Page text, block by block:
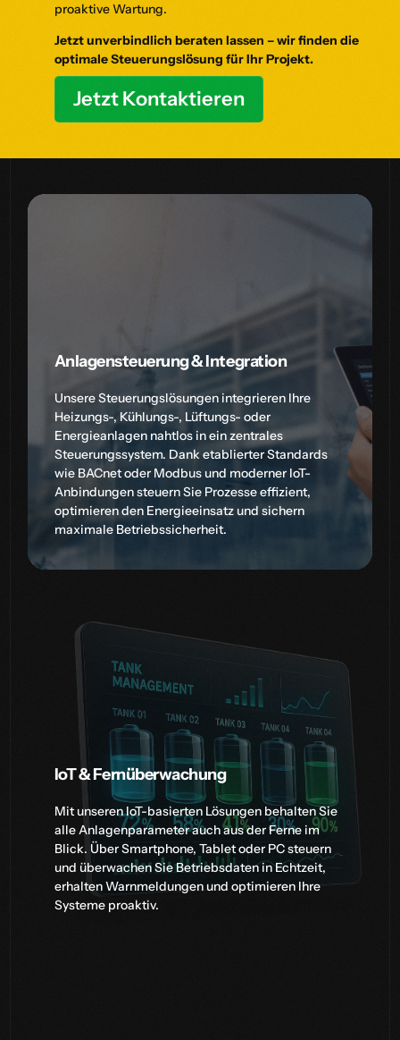
proaktive Wartung.
Jetzt unverbindlich beraten lassen – wir finden die
optimale Steuerungslösung für Ihr Projekt.
Jetzt Kontaktieren
Anlagensteuerung & Integration
Unsere Steuerungslösungen integrieren Ihre
Heizungs-, Kühlungs-, Lüftungs- oder
Energieanlagen nahtlos in ein zentrales
Steuerungssystem. Dank etablierter Standards
wie BACnet oder Modbus und moderner IoT-
Anbindungen steuern Sie Prozesse effizient,
optimieren den Energieeinsatz und sichern
maximale Betriebssicherheit.
IoT & Fernüberwachung
Mit unseren IoT-basierten Lösungen behalten Sie
alle Anlagenparameter auch aus der Ferne im
Blick. Über Smartphone, Tablet oder PC steuern
und überwachen Sie Betriebsdaten in Echtzeit,
erhalten Warnmeldungen und optimieren Ihre
Systeme proaktiv.